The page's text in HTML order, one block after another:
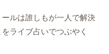
ルは誰しもが一人で解決
ライブ占いでつぶやく